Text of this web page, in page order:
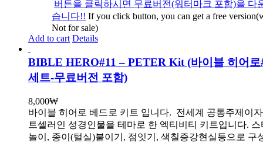
버튼을 클릭하시면 무료버전(워터마크 포함)을 다
습니다!! If you click button, you can get a free
Not for sale)
Add to cart Details
BIBLE HERO#11 – PETER Kit (바이블 히어로
세트-무료버전 포함)
8,000₩
바이블 히어로 베드로 키트 입니다. 전세계 공통주제이
트셀러인 성경인물을 테마로 한 엑티비티 키트입니다.
놀이, 종이(털실)붙이기, 점잇기, 색칠증강현실등으로 구